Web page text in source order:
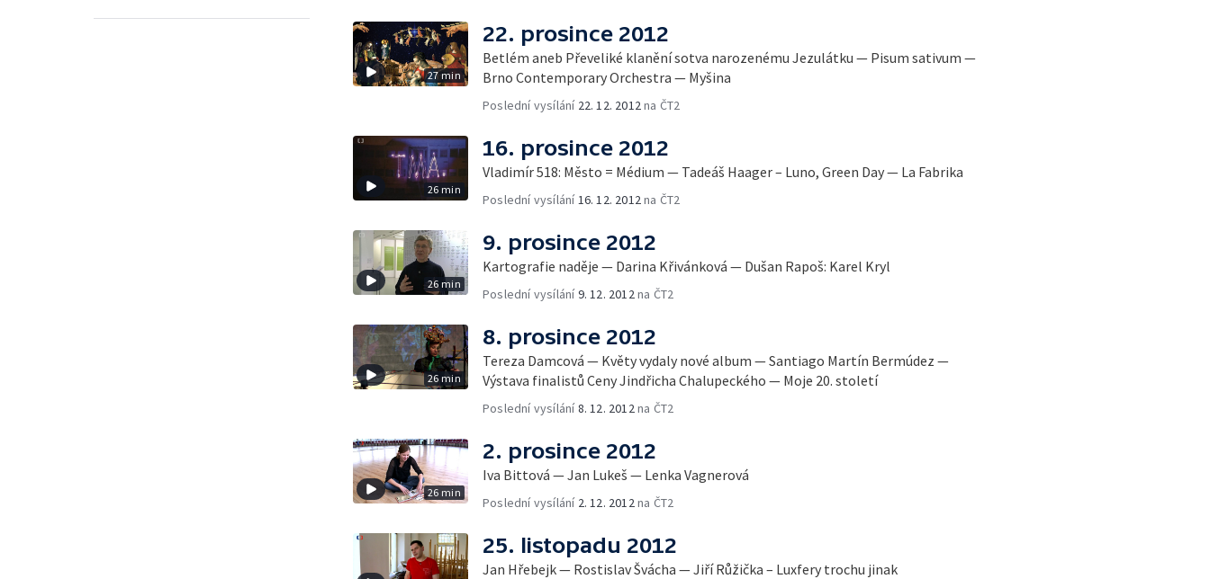
27 min
22. prosince 2012
Betlém aneb Převeliké klanění sotva narozenému Jezulátku — Pisum sativum —
Brno Contemporary Orchestra — Myšina
Poslední vysílání 22. 12. 2012na ČT2
26 min
16. prosince 2012
Vladimír 518: Město = Médium — Tadeáš Haager – Luno, Green Day — La Fabrika
Poslední vysílání16. 12. 2012na ČT2
26 min
9. prosince 2012
Kartografie naděje — Darina Křivánková — Dušan Rapoš: Karel Kryl
Poslední vysílání9. 12. 2012na ČT2
26 min
8. prosince 2012
Tereza Damcová — Květy vydaly nové album — Santiago Martín Bermúdez —
Výstava finalistů Ceny Jindřicha Chalupeckého — Moje 20. století
Poslední vysílání8. 12. 2012na ČT2
26 min
2. prosince 2012
Iva Bittová — Jan Lukeš — Lenka Vagnerová
Poslední vysílání 2. 12. 2012na ČT2
25. listopadu 2012
Jan Hřebejk — Rostislav Švácha — Jiří Růžička – Luxfery trochu jinak